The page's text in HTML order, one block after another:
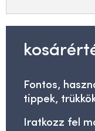
Fontos,
tippek,
Iratkozz fel